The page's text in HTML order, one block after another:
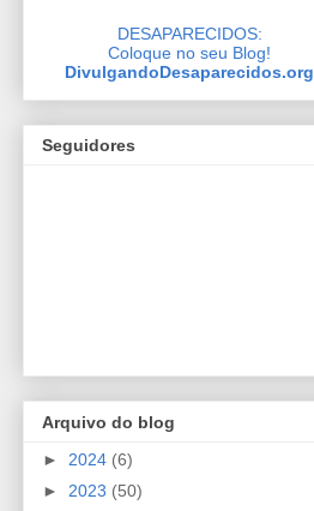
DESAPARECIDOS:
Coloque no seu Blog!
DivulgandoDesaparecidos.org
Seguidores
Arquivo do blog
► 2024 (6)
► 2023 (50)